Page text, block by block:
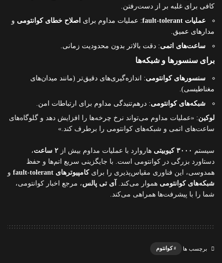
کافی برای غلبه بر از دست‌رفتن.
عملیات fault-tolerant
: عملیات مداوم برای اصلاح خطای کوانتومی و
مدارهای عمیق.
ساعت‌های اتمی: دقت بالاتر بدون محدودیت زمانی.
برای سنسورها و شبکه‌ها
سنسورهای کوانتومی: اندازه‌گیری‌های دقیق‌تر (مانند میدان‌های
مغناطیسی).
شبکه‌های کوانتومی: درهم‌تنیدگی مداوم برای ارتباطات امن.
لوکین: «عملیات مداوم می‌تواند نرخ چرخه‌ها را افزایش دهد و گلوگاه‌های
ساعت‌های اتمی و شبکه‌های کوانتومی را برطرف کند.»
سیستم ۳۰۰۰ کیوبیتی هاروارد با عملیات مداوم بیش از ۲ ساعت
،
دستاورد بزرگی در کوانتومی است. با جایگزینی سریع اتم‌ها و حفظ
همدوسی، این فناوری مقیاس‌پذیری را برایکامپیوترهای fault-tolerant
و
شبکه‌های کوانتومی هموار می‌کند. آی تی پالس، مرجع اخبار کوانتومی،
شما را با پیشرفت‌ها همراهی می‌کند.
برچسب ها کوانتوم